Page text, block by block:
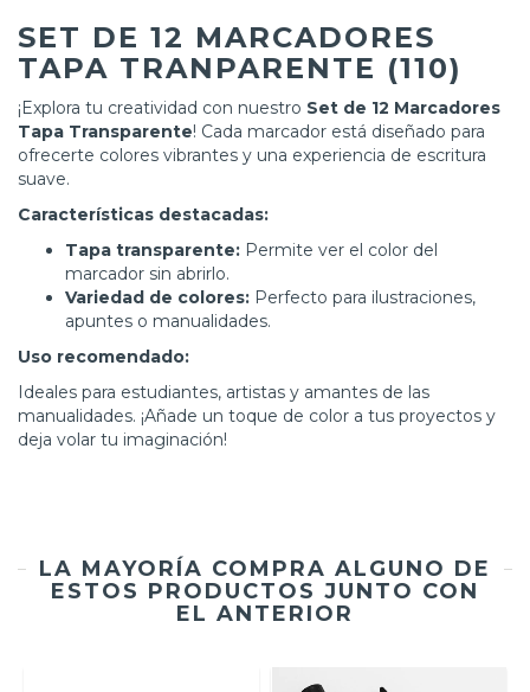
SET DE 12 MARCADORES
TAPA TRANPARENTE (110)
¡Explora tu creatividad con nuestro Set de 12 Marcadores
Tapa Transparente! Cada marcador está diseñado para
ofrecerte colores vibrantes y una experiencia de escritura
suave.
Características destacadas:
Tapa transparente: Permite ver el color del
marcador sin abrirlo.
Variedad de colores: Perfecto para ilustraciones,
apuntes o manualidades.
Uso recomendado:
Ideales para estudiantes, artistas y amantes de las
manualidades. ¡Añade un toque de color a tus proyectos y
deja volar tu imaginación!
LA MAYORÍA COMPRA ALGUNO DE
ESTOS PRODUCTOS JUNTO CON
EL ANTERIOR